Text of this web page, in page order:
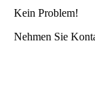
Kein Problem!
Nehmen Sie